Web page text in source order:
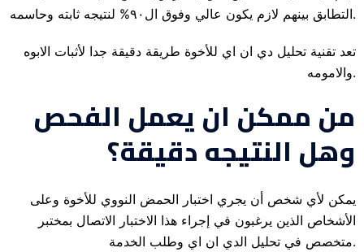
التطابق بينهم لازم يكون عالي وفوق ال٩٠% لنتيجه ثابته وحاسمه.
تعد تقنية تحليل دي ان اي للأخوة طريقة دقيقة جدا لأثبات الابوه
والامومه.
من ممكن ان يعمل الفحص
وهل النتيجه دقيقة؟
يمكن لأي شخص أن يجري اختبار الحمض النووي للأخوة وعلى
الأشخاص الذين يرغبون في إجراء هذا الاختبار الاتصال بمختبر
متخصص في تحليل الدي ان اي وطلب الخدمة.